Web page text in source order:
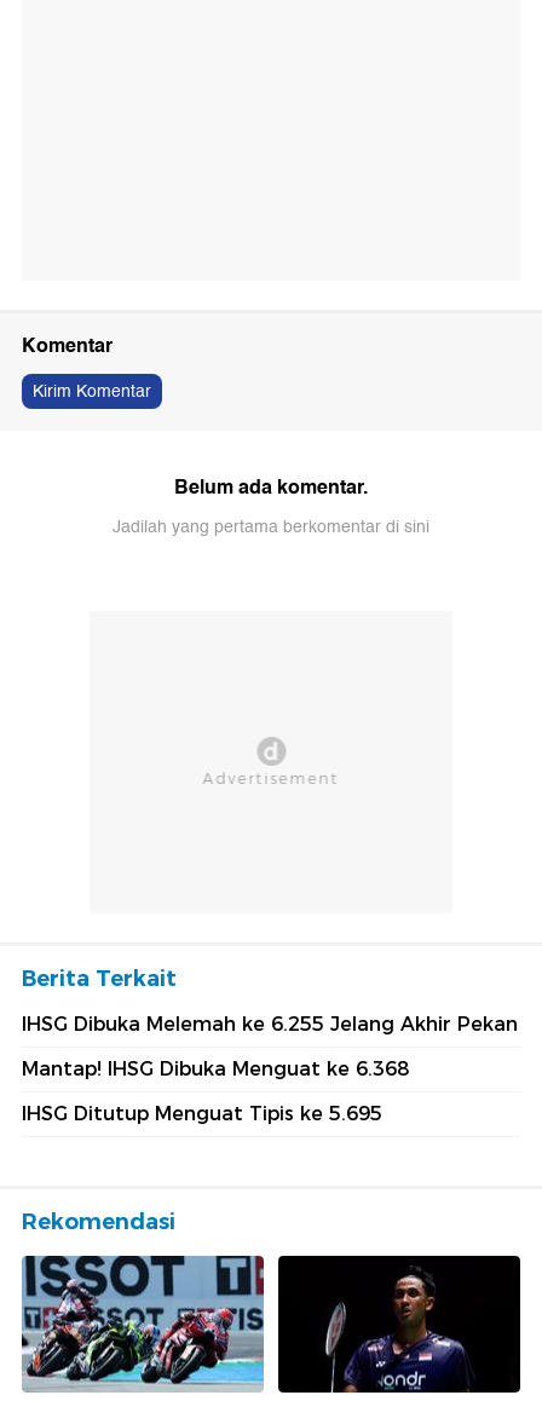
Komentar
Kirim Komentar
Belum ada komentar.
Jadilah yang pertama berkomentar di sini
Berita Terkait
IHSG Dibuka Melemah ke 6.255 Jelang Akhir Pekan
Mantap! IHSG Dibuka Menguat ke 6.368
IHSG Ditutup Menguat Tipis ke 5.695
Rekomendasi